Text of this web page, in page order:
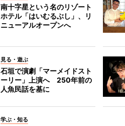
南十字星という名のリゾート
ホテル「はいむるぶし」、リ
ニューアルオープンへ
見る・遊ぶ
石垣で演劇「マーメイドスト
ーリー」上演へ 250年前の
人魚民話を基に
学ぶ・知る